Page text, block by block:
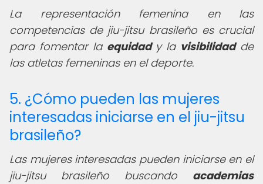
La representación femenina en las
competencias de jiu-jitsu brasileño es crucial
para fomentar la equidady la visibilidadde
las atletas femeninas en el deporte.
5. ¿Cómo pueden las mujeres
interesadas iniciarse en el jiu-jitsu
brasileño?
Las mujeres interesadas pueden iniciarse en el
jiu-jitsu brasileño buscando academias